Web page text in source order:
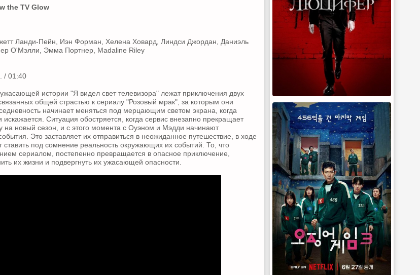
the TV Glow
Ланди-Пейн, Иэн Форман, Хелена Ховард, Линдси Джордан, Даниэль
О'Мэлли, Эмма Портнер, Madaline Riley
/ 01:40
истории "Я видел свет телевизора" лежат приключения двух
общей страстью к сериалу "Розовый мрак", за которым они
начинает меняться под мерцающим светом экрана, когда
искажается. Ситуация обостряется, когда сервис внезапно прекращает
новый сезон, и с этого момента с Оуэном и Мэдди начинают
Это заставляет их отправиться в неожиданное путешествие, в ходе
ставить под сомнение реальность окружающих их событий. То, что
сериалом, постепенно превращается в опасное приключение,
их жизни и подвергнуть их ужасающей опасности.